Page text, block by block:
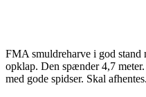
FMA smuldreharve i god
opklap. Den spænder 4,7
med gode spidser. Skal